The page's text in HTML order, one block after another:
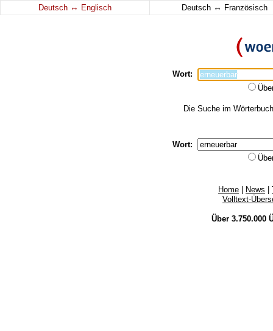
Deutsch ↔ Englisch Deutsch ↔ Französisch
Wort:
Die Suche im
Wort:
Home News
Volltext-
Über 3.750.000